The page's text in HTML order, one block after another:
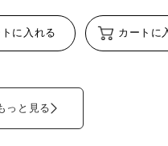
に入れる カートに
っと見る